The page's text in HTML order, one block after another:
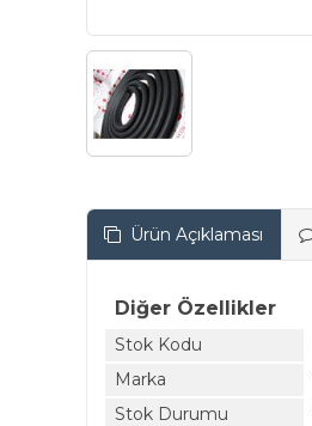
Ürün Açıklaması
Diğer Özellikler
Stok Kodu
Marka
Stok Durumu